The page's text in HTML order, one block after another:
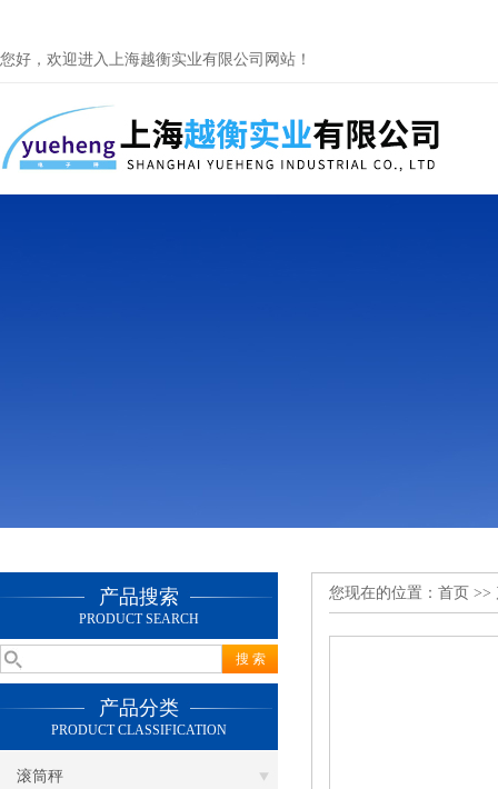
您好，欢迎进入上海越衡实业有限公司网站！
产品搜索
PRODUCT SEARCH
产品分类
PRODUCT CLASSIFICATION
滚筒秤
您现在的位置： 首页 >>